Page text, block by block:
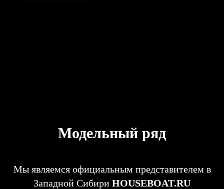
Модельный ряд
Мы являемся официальным представителем в
Западной Сибири HOUSEBOAT.RU